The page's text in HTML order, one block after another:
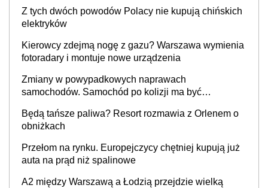
Z tych dwóch powodów Polacy nie kupują chińskich
elektryków
Kierowcy zdejmą nogę z gazu? Warszawa wymienia
fotoradary i montuje nowe urządzenia
Zmiany w powypadkowych naprawach
samochodów. Samochód po kolizji ma być
producenta
Będą tańsze paliwa? Resort rozmawia z Orlenem o
obniżkach
Przełom na rynku. Europejczycy chętniej kupują już
auta na prąd niż spalinowe
A2 między Warszawą a Łodzią przejdzie wielką